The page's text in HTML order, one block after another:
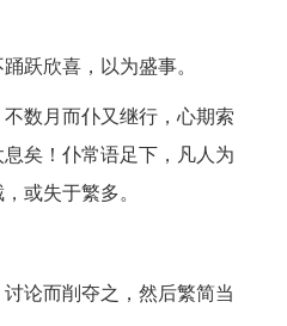
跃欣喜，以为盛事。
数月而仆又继行，心期索
矣！仆常语足下，凡人为
或失于繁多。
论而削夺之，然后繁简当